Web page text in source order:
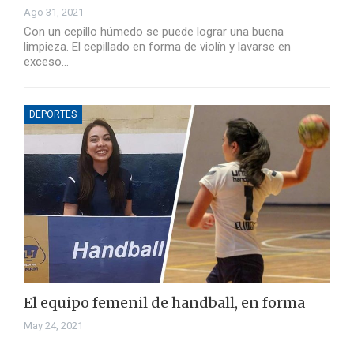
Ago 31, 2021
Con un cepillo húmedo se puede lograr una buena
limpieza. El cepillado en forma de violín y lavarse en
exceso…
DEPORTES
El equipo femenil de handball, en forma
May 24, 2021